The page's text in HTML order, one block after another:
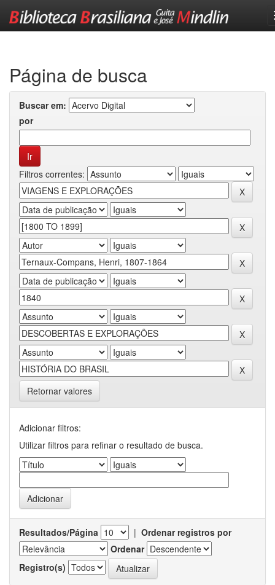
Página de busca
Buscar em:
por
Filtros correntes:
Retornar valores
Adicionar filtros:
Utilizar filtros para refinar o resultado de busca.
Resultados/Página | Ordenar registros por
Ordenar
Registro(s)